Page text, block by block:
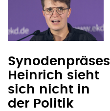
Synodenpräses
Heinrich sieht
sich nicht in
der Politik